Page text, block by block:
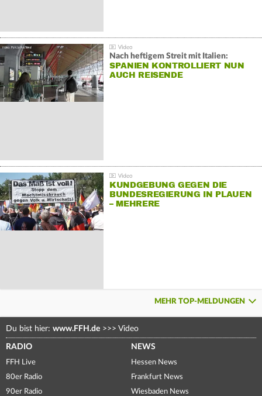
Nach heftigem Streit mit Italien:
SPANIEN KONTROLLIERT NUN
AUCH REISENDE
KUNDGEBUNG GEGEN DIE
BUNDESREGIERUNG IN PLAUEN
– MEHRERE
MEHR TOP-MELDUNGEN
Du bist hier: www.FFH.de >>> Video
RADIO
FFH Live
80er Radio
90er Radio
NEWS
Hessen News
Frankfurt News
Wiesbaden News